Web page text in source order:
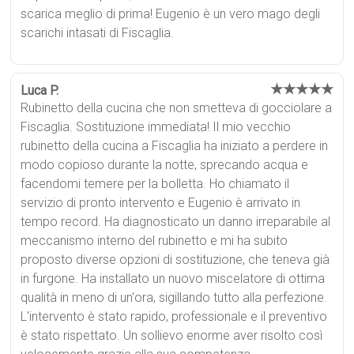
scarica meglio di prima! Eugenio è un vero mago degli
scarichi intasati di Fiscaglia.
Luca P. ★★★★★
Rubinetto della cucina che non smetteva di gocciolare a
Fiscaglia. Sostituzione immediata! Il mio vecchio
rubinetto della cucina a Fiscaglia ha iniziato a perdere in
modo copioso durante la notte, sprecando acqua e
facendomi temere per la bolletta. Ho chiamato il
servizio di pronto intervento e Eugenio è arrivato in
tempo record. Ha diagnosticato un danno irreparabile al
meccanismo interno del rubinetto e mi ha subito
proposto diverse opzioni di sostituzione, che teneva già
in furgone. Ha installato un nuovo miscelatore di ottima
qualità in meno di un'ora, sigillando tutto alla perfezione.
L'intervento è stato rapido, professionale e il preventivo
è stato rispettato. Un sollievo enorme aver risolto così